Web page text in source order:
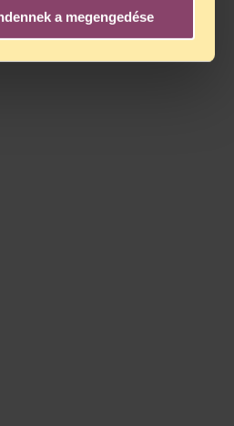
a megengedése